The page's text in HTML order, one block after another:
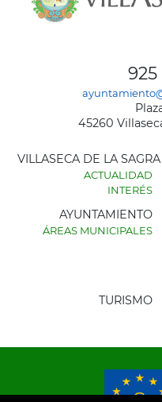
925
45260
AYUNTAMIENTO
VILLASECA DE LA SAGRA
ACTUALIDAD
INTERÉS
AYUNTAMIENTO
ÁREAS MUNICIPALES
TURISMO